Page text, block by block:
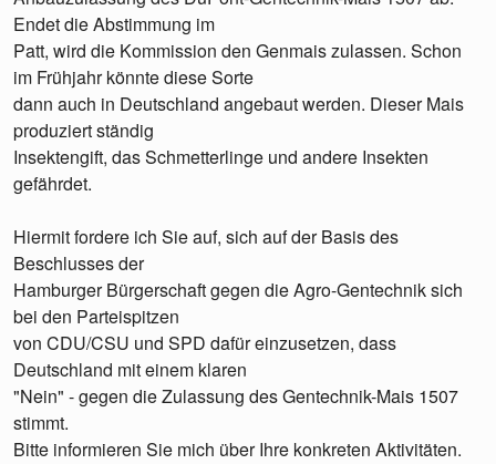
Endet die Abstimmung im
Patt, wird die Kommission den Genmais zulassen. Schon
im Frühjahr könnte diese Sorte
dann auch in Deutschland angebaut werden. Dieser Mais
produziert ständig
Insektengift, das Schmetterlinge und andere Insekten
gefährdet.
Hiermit fordere ich Sie auf, sich auf der Basis des
Beschlusses der
Hamburger Bürgerschaft gegen die Agro-Gentechnik sich
bei den Parteispitzen
von CDU/CSU und SPD dafür einzusetzen, dass
Deutschland mit einem klaren
"Nein" - gegen die Zulassung des Gentechnik-Mais 1507
stimmt.
Bitte informieren Sie mich über Ihre konkreten Aktivitäten.